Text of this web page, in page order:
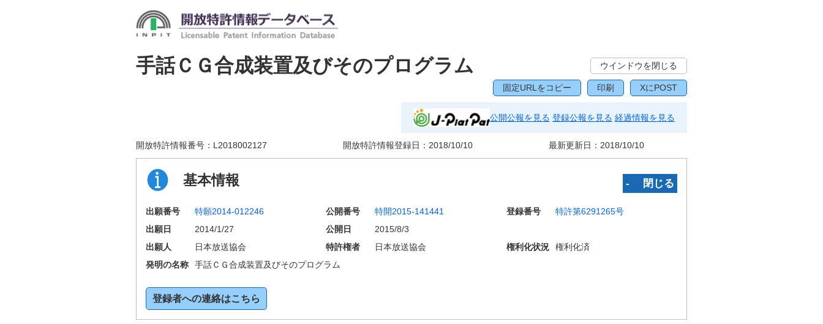
手話ＣＧ合成装置及びそのプログラム ウインドウを閉じる
固定URLをコピー 印刷 XにPOST
公開公報を見る 登録公報を見る 経過情報を見る
開放特許情報番号： L2018002127 開放特許情報登録日： 2018/10/10 最新更新日： 2018/10/10
基本情報 ‐ 閉じる
出願番号 特願2014-012246 公開番号 特開2015-141441 登録番号
特許第6291265号
出願日
2014/1/27 公開日
2015/8/3
出願人
日本放送協会 特許権者 日本放送協会 権利化状況
権利化済
発明の名称
手話ＣＧ合成装置及びそのプログラム
登録者への連絡はこちら